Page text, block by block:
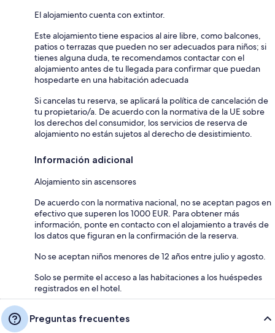
El alojamiento cuenta con extintor.
Este alojamiento tiene espacios al aire libre, como balcones,
patios o terrazas que pueden no ser adecuados para niños; si
tienes alguna duda, te recomendamos contactar con el
alojamiento antes de tu llegada para confirmar que puedan
hospedarte en una habitación adecuada
Si cancelas tu reserva, se aplicará la política de cancelación de
tu propietario/a. De acuerdo con la normativa de la UE sobre
los derechos del consumidor, los servicios de reserva de
alojamiento no están sujetos al derecho de desistimiento.
Información adicional
Alojamiento sin ascensores
De acuerdo con la normativa nacional, no se aceptan pagos en
efectivo que superen los 1000 EUR. Para obtener más
información, ponte en contacto con el alojamiento a través de
los datos que figuran en la confirmación de la reserva.
No se aceptan niños menores de 12 años entre julio y agosto.
Solo se permite el acceso a las habitaciones a los huéspedes
registrados en el hotel.
Preguntas frecuentes